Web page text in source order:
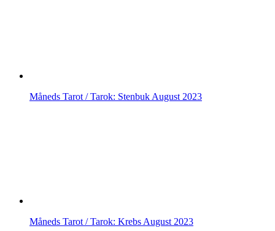
Måneds Tarot / Tarok: Stenbuk August 2023
Måneds Tarot / Tarok: Krebs August 2023